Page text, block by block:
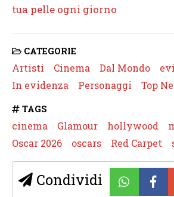
tua pelle ogni giorno
CATEGORIE
Artisti Cinema Dal Mondo
In evidenza
Personaggi Top
TAGS
cinema Glamour hollywood
Oscar 2026
oscars Red Carpet
Condividi